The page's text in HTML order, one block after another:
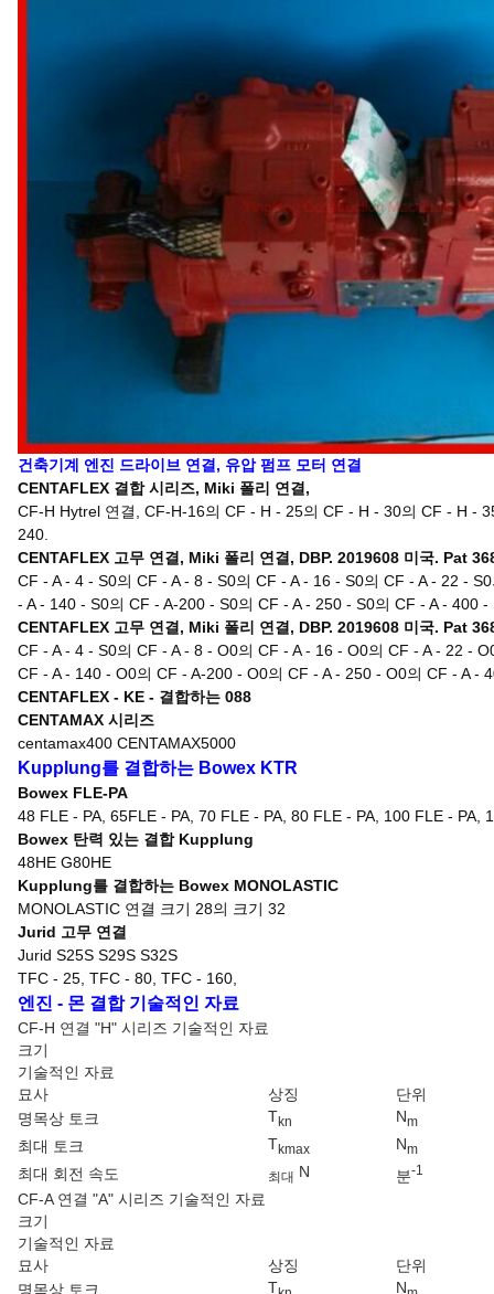
건축기계 엔진 드라이브 연결, 유압 펌프 모터 연결
CENTAFLEX 결합 시리즈, Miki 폴리 연결,
CF-H Hytrel 연결, CF-H-16의 CF - H - 25의 CF - H - 30의 CF - H -
240.
CENTAFLEX 고무 연결, Miki 폴리 연결, DBP. 2019608 미국. Pat
CF - A - 4 - S0의 CF - A - 8 - S0의 CF - A - 16 - S0의 CF - A - 22 -
- A - 140 - S0의 CF - A-200 - S0의 CF - A - 250 - S0의 CF - A - 400 -
CENTAFLEX 고무 연결, Miki 폴리 연결, DBP. 2019608 미국. Pat
CF - A - 4 - S0의 CF - A - 8 - O0의 CF - A - 16 - O0의 CF - A - 22 -
CF - A - 140 - O0의 CF - A-200 - O0의 CF - A - 250 - O0의 CF - A -
CENTAFLEX - KE - 결합하는 088
CENTAMAX 시리즈
centamax400 CENTAMAX5000
Kupplung를 결합하는 Bowex KTR
Bowex FLE-PA
48 FLE - PA, 65FLE - PA, 70 FLE - PA, 80 FLE - PA, 100 FLE - PA,
Bowex 탄력 있는 결합 Kupplung
48HE G80HE
Kupplung를 결합하는 Bowex MONOLASTIC
MONOLASTIC 연결 크기 28의 크기 32
Jurid 고무 연결
Jurid S25S S29S S32S
TFC - 25, TFC - 80, TFC - 160,
엔진 - 몬 결합 기술적인 자료
CF-H 연결 "H" 시리즈 기술적인 자료
크기
기술적인 자료
묘사
상징
단위
명목상 토크
Tkn Nm
최대 토크 Tkmax Nm
최대 회전 속도 최대 N 분-1
CF-A 연결 "A" 시리즈 기술적인 자료
크기
기술적인 자료
묘사
상징
단위
명목상 토크
T N